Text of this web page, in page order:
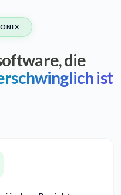
die
ist